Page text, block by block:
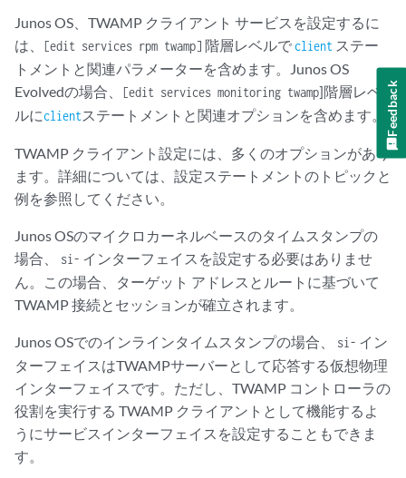
Junos OS、TWAMP クライアント サービスを設定するに
は、
[edit services rpm twamp] 階層レベルでclient ステー
トメントと関連パラメーターを含めます。Junos OS
Evolvedの場合、
[edit services monitoring twamp]階層レベ
ルにclientステートメントと関連オプションを含めます。
TWAMP クライアント設定には、多くのオプションがあり
ます。詳細については、設定ステートメントのトピックと
例を参照してください。
Junos OSのマイクロカーネルベースのタイムスタンプの
場合、
si- インターフェイスを設定する必要はありませ
ん。この場合、ターゲット アドレスとルートに基づいて
TWAMP 接続とセッションが確立されます。
Junos OSでのインラインタイムスタンプの場合、 si- イン
ターフェイスはTWAMPサーバーとして応答する仮想物理
インターフェイスです。ただし、TWAMP コントローラの
役割を実行する TWAMP クライアントとして機能するよ
うにサービスインターフェイスを設定することもできま
す。
Feedback